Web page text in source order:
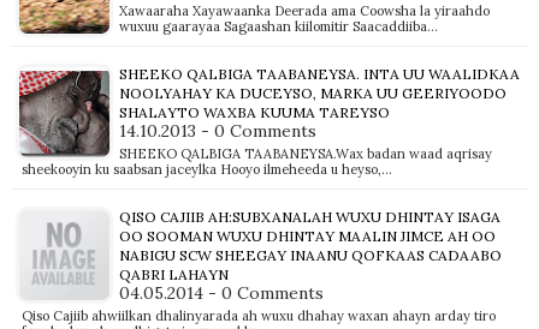
Xawaaraha Xayawaanka Deerada ama Coowsha la yiraahdo
wuxuu gaarayaa Sagaashan kiilomitir Saacaddiiba…
SHEEKO QALBIGA TAABANEYSA. INTA UU WAALIDKAA
NOOLYAHAY KA DUCEYSO, MARKA UU GEERIYOODO
SHALAYTO WAXBA KUUMA TAREYSO
14.10.2013 - 0 Comments
SHEEKO QALBIGA TAABANEYSA.Wax badan waad aqrisay
sheekooyin ku saabsan jaceylka Hooyo ilmeheeda u heyso,…
QISO CAJIIB AH:SUBXANALAH WUXU DHINTAY ISAGA
OO SOOMAN WUXU DHINTAY MAALIN JIMCE AH OO
NABIGU SCW SHEEGAY INAANU QOFKAAS CADAABO
QABRI LAHAYN
04.05.2014 - 0 Comments
Qiso Cajiib ahwiilkan dhalinyarada ah wuxu dhahay waxan ahayn arday tiro